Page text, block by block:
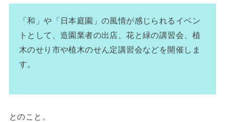
「和」や「日本庭園」の風情が感じられるイベン
トとして、造園業者の出店、花と緑の講習会、植
木のせり市や植木のせん定講習会などを開催しま
す。
とのこと。